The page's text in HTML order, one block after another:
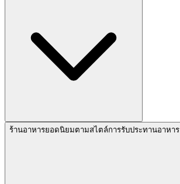
ร้านอาหารยอดนิยมตามสไตล์การรับประทานอาหาร